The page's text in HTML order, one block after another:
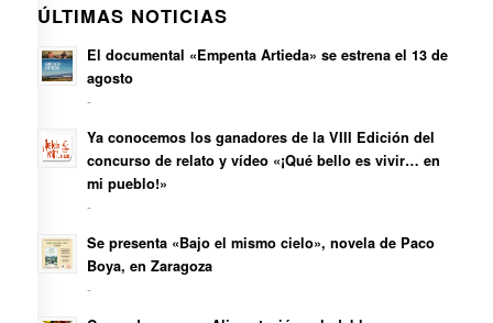
ÚLTIMAS NOTICIAS
El documental «Empenta Artieda» se estrena el 13 de
agosto
-
Ya conocemos los ganadores de la VIII Edición del
concurso de relato y vídeo «¡Qué bello es vivir… en
mi pueblo!»
-
Se presenta «Bajo el mismo cielo», novela de Paco
Boya, en Zaragoza
-